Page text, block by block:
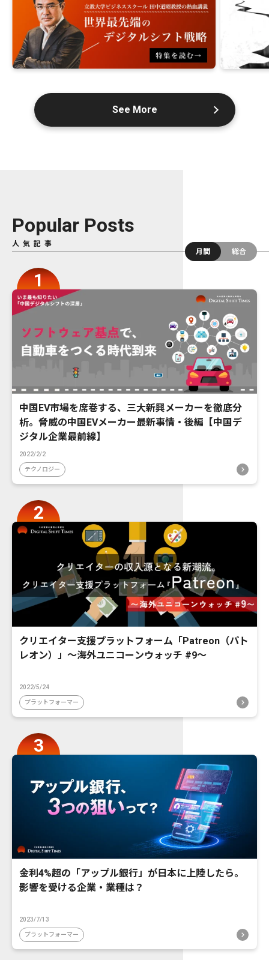
See More
Popular Posts
人気記事
月間
総合
中国EV市場を席巻する、三大新興メーカーを徹底分
析。脅威の中国EVメーカー最新事情・後編【中国デ
ジタル企業最前線】
2022/2/2
テクノロジー
クリエイター支援プラットフォーム「Patreon（パト
レオン）」〜海外ユニコーンウォッチ #9〜
2022/5/24
プラットフォーマー
金利4%超の「アップル銀行」が日本に上陸したら。
影響を受ける企業・業種は？
2023/7/13
プラットフォーマー